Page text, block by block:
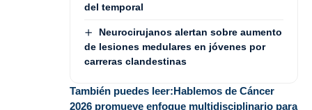
del temporal
Neurocirujanos alertan sobre aumento
de lesiones medulares en jóvenes por
carreras clandestinas
También puedes leer:Hablemos de Cáncer
2026 promueve enfoque multidisciplinario para